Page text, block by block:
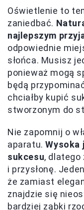
Oświetlenie to
zaniedbać.
najlepszym
odpowiednie
słońca. Musisz
ponieważ mogą
będą
chciałby kupić
stworzonym do
Nie zapomnij o
aparatu.Wysoka
sukcesu, dlatego
i przysłonę.
że zamiast
znajdzie się
bardziej ząbki